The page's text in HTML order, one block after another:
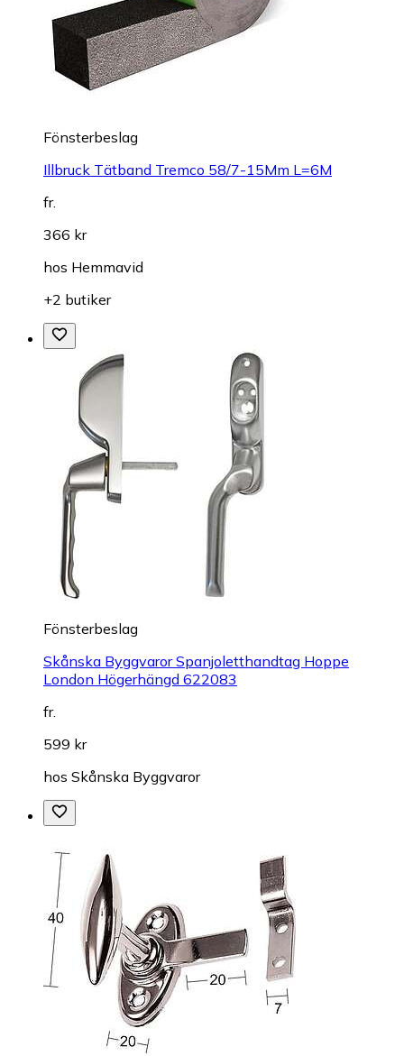
Fönsterbeslag
Illbruck Tätband Tremco 58/7-15Mm L=6M
fr.
366 kr
hos Hemmavid
+2 butiker
Fönsterbeslag
Skånska Byggvaror Spanjoletthandtag Hoppe
London Högerhängd 622083
fr.
599 kr
hos Skånska Byggvaror